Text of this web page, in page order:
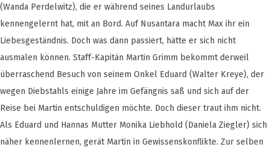
(Wanda Perdelwitz), die er während seines Landurlaubs
kennengelernt hat, mit an Bord. Auf Nusantara macht Max ihr ein
Liebesgeständnis. Doch was dann passiert, hätte er sich nicht
ausmalen können. Staff-Kapitän Martin Grimm bekommt derweil
überraschend Besuch von seinem Onkel Eduard (Walter Kreye), der
wegen Diebstahls einige Jahre im Gefängnis saß und sich auf der
Reise bei Martin entschuldigen möchte. Doch dieser traut ihm nicht.
Als Eduard und Hannas Mutter Monika Liebhold (Daniela Ziegler) sich
näher kennenlernen, gerät Martin in Gewissenskonflikte. Zur selben